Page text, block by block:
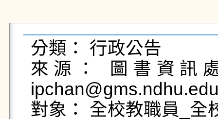
分類： 行政公告
來源： 圖書資訊
對象： 全校教職員_全